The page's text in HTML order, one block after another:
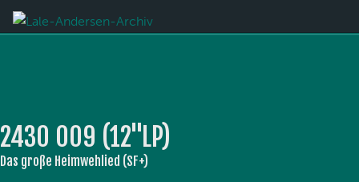
2430 009 (12''LP)
Das große Heimwehlied (SF+)